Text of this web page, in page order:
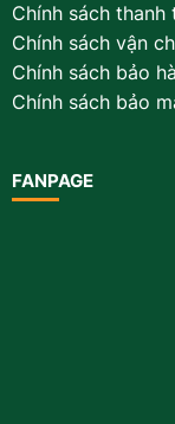
Chính sách thanh
Chính sách vận
Chính sách bảo
Chính sách bảo
FANPAGE